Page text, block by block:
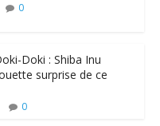
0
Doki : Shiba Inu
surprise de ce
0